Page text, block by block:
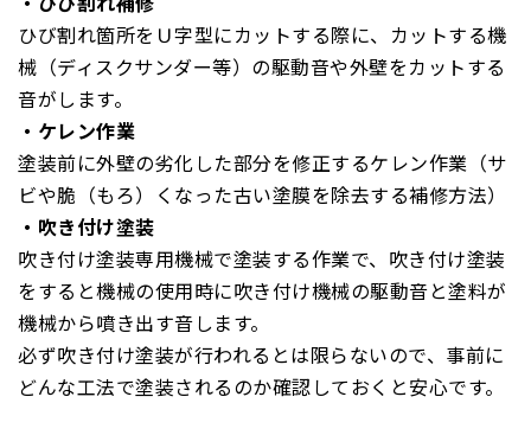
ひび割れ箇所をＵ字型にカットする際に、カットする機
械（ディスクサンダー等）の駆動音や外壁をカットする
音がします。
・ケレン作業
塗装前に外壁の劣化した部分を修正するケレン作業（サ
ビや脆（もろ）くなった古い塗膜を除去する補修方法）
・吹き付け塗装
吹き付け塗装専用機械で塗装する作業で、吹き付け塗装
をすると機械の使用時に吹き付け機械の駆動音と塗料が
機械から噴き出す音します。
必ず吹き付け塗装が行われるとは限らないので、事前に
どんな工法で塗装されるのか確認しておくと安心です。